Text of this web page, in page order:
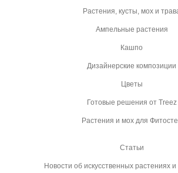
Растения, кусты, мох и
Ампельные растения
Кашпо
Дизайнерские композиции
Цветы
Готовые решения от Treez
Растения и мох для
Статьи
Новости об искусственных растениях